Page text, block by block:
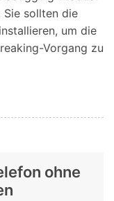
Sie sollten die
um die
Vorgang zu
ohne